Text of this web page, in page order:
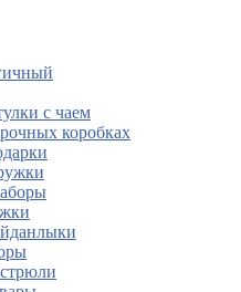
с чаем
коробках